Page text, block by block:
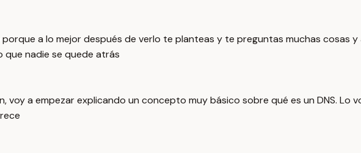
a lo mejor después de verlo te planteas y te preguntas muchas cosas
que nadie se quede atrás
a empezar explicando un concepto muy básico sobre qué es un DNS. Lo